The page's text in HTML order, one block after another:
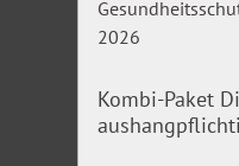
Kombi-Paket